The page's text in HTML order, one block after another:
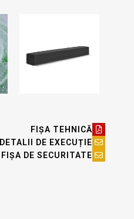
FIȘA TEHNICĂ
DETALII DE EXECUȚIE
FIȘA DE SECURITATE